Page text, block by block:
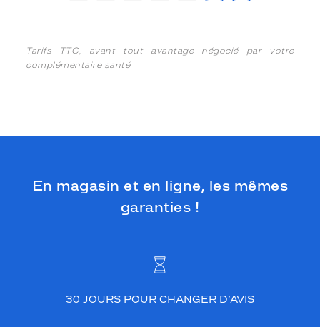
Tarifs TTC, avant tout avantage négocié par votre
complémentaire santé
En magasin et en ligne, les mêmes
garanties !
30 JOURS POUR CHANGER D’AVIS